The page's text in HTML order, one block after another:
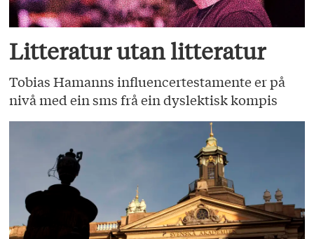
Litteratur utan litteratur
Tobias Hamanns influencertestamente er på
nivå med ein sms frå ein dyslektisk kompis